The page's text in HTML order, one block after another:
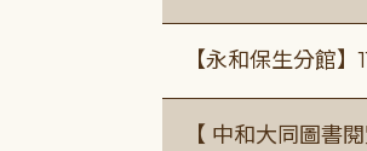
【永和保生分館
【 中和大同圖書